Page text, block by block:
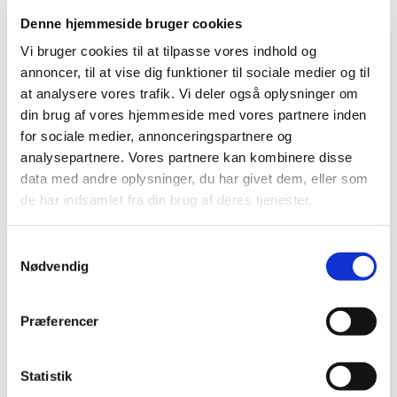
Denne hjemmeside bruger cookies
Vi bruger cookies til at tilpasse vores indhold og
annoncer, til at vise dig funktioner til sociale medier og til
at analysere vores trafik. Vi deler også oplysninger om
din brug af vores hjemmeside med vores partnere inden
for sociale medier, annonceringspartnere og
analysepartnere. Vores partnere kan kombinere disse
data med andre oplysninger, du har givet dem, eller som
de har indsamlet fra din brug af deres tjenester.
Nødvendig
Præferencer
Statistik
Lægemiddelstyrelsen har givet ny tilladelse til ordination
og udlevering af udenlandsk lægemiddel…
PRAC: Øget risiko for aspiration og
aspirationspneumoni hos patienter, der får
GLP-1-medicin
| 12. juli 2024
Den europæiske bivirkningskomité PRAC vurderer, at
patienter, der får GLP-1-analoger (diabetes- og…
PRAC-vurderer-aspirationspneumoni
|10. juli 2024